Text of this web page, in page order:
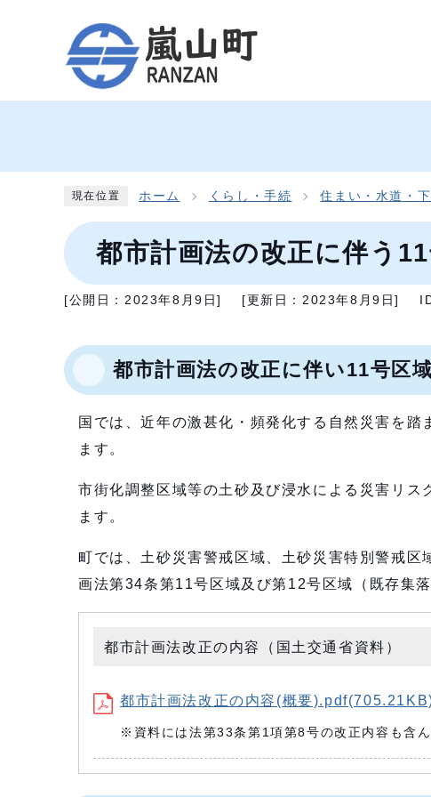
現在位置 ホーム くらし・手続 住まい・水道・
都市計画法の改正に伴う
[公開日： 2023年8月9日] [更新日：2023年8月9日]
都市計画法の改正に伴い11号区
国では、近年の激甚化・頻発化する自然災害を
ます。
市街化調整区域等の土砂及び浸水による災害リ
ます。
町では、土砂災害警戒区域、土砂災害特別警戒
画法第34条第11号区域及び第12号区域（既存集
都市計画法改正の内容（国土交通省資料）
都市計画法改正の内容(概要
※資料には法第33条第1項第8号の改正内容も含ん